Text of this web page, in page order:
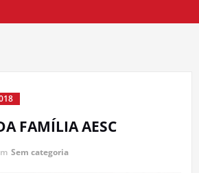
FAMÍLIA AESC
Sem categoria